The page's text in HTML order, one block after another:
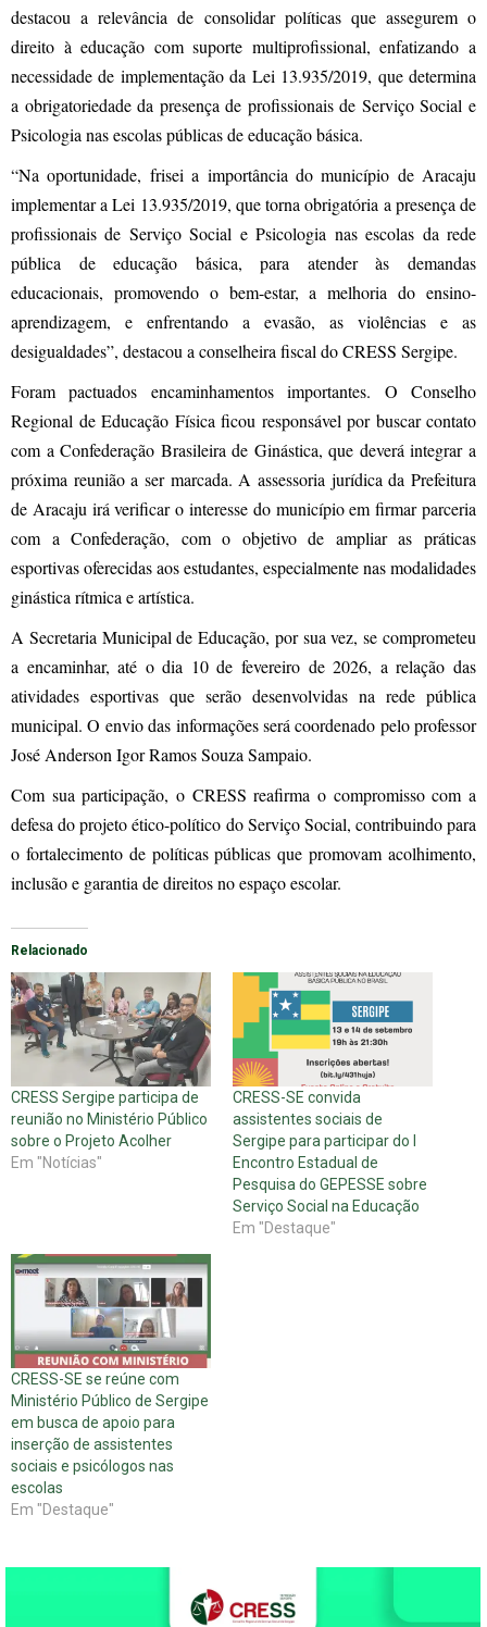
destacou a relevância de consolidar políticas que assegurem o
direito à educação com suporte multiprofissional, enfatizando a
necessidade de implementação da Lei 13.935/2019, que determina
a obrigatoriedade da presença de profissionais de Serviço Social e
Psicologia nas escolas públicas de educação básica.
“Na oportunidade, frisei a importância do município de Aracaju
implementar a Lei 13.935/2019, que torna obrigatória a presença de
profissionais de Serviço Social e Psicologia nas escolas da rede
pública de educação básica, para atender às demandas
educacionais, promovendo o bem-estar, a melhoria do ensino-
aprendizagem, e enfrentando a evasão, as violências e as
desigualdades”, destacou a conselheira fiscal do CRESS Sergipe.
Foram pactuados encaminhamentos importantes. O Conselho
Regional de Educação Física ficou responsável por buscar contato
com a Confederação Brasileira de Ginástica, que deverá integrar a
próxima reunião a ser marcada. A assessoria jurídica da Prefeitura
de Aracaju irá verificar o interesse do município em firmar parceria
com a Confederação, com o objetivo de ampliar as práticas
esportivas oferecidas aos estudantes, especialmente nas modalidades
ginástica rítmica e artística.
A Secretaria Municipal de Educação, por sua vez, se comprometeu
a encaminhar, até o dia 10 de fevereiro de 2026, a relação das
atividades esportivas que serão desenvolvidas na rede pública
municipal. O envio das informações será coordenado pelo professor
José Anderson Igor Ramos Souza Sampaio.
Com sua participação, o CRESS reafirma o compromisso com a
defesa do projeto ético-político do Serviço Social, contribuindo para
o fortalecimento de políticas públicas que promovam acolhimento,
inclusão e garantia de direitos no espaço escolar.
Relacionado
CRESS Sergipe participa de
reunião no Ministério Público
sobre o Projeto Acolher
Em "Notícias"
CRESS-SE convida
assistentes sociais de
Sergipe para participar do I
Encontro Estadual de
Pesquisa do GEPESSE sobre
Serviço Social na Educação
Em "Destaque"
CRESS-SE se reúne com
Ministério Público de Sergipe
em busca de apoio para
inserção de assistentes
sociais e psicólogos nas
escolas
Em "Destaque"